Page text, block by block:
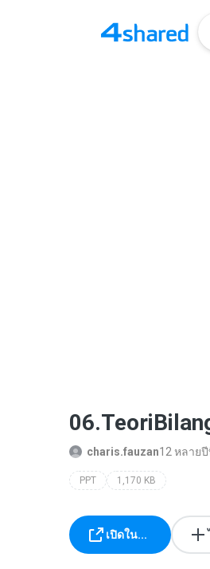
charis.fauzan12 หลาย
PPT 1,170 KB
เปิดใน...